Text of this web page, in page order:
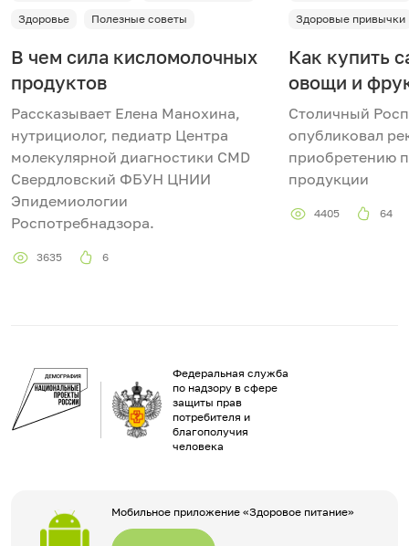
Здоровье
Полезные советы
В чем сила кисломолочных
продуктов
Рассказывает Елена Манохина,
нутрициолог, педиатр Центра
молекулярной диагностики CMD
Свердловский ФБУН ЦНИИ
Эпидемиологии
Роспотребнадзора.
3635 6
Здоровые привычки
Как купить
овощи и
Столичный
опубликовал
приобретению
продукции
4405 64
Федеральная служба
по надзору в сфере
защиты прав
потребителя и
благополучия
человека
Мобильное приложение «Здоровое питание»